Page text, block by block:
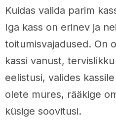
Kuidas valida parim
Iga kass on erinev ja
toitumisvajadused. On
kassi vanust,
eelistusi, valides
olete mures, rääkige
küsige soovitusi.